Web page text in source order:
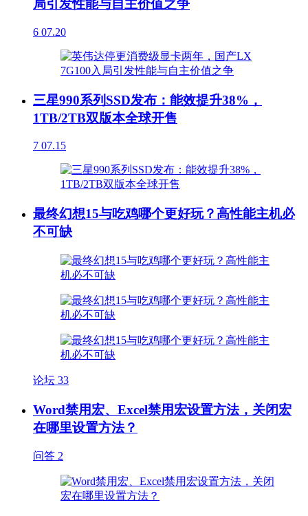
局引发性能与自主价值之争
6 07.20
三星990系列SSD发布：能效提升38%，
1TB/2TB双版本全球开售
7 07.15
最终幻想15与吃鸡哪个更好玩？高性能主机必
不可缺
论坛 33
Word禁用宏、Excel禁用宏设置方法，关闭宏
在哪里设置方法？
问答 2